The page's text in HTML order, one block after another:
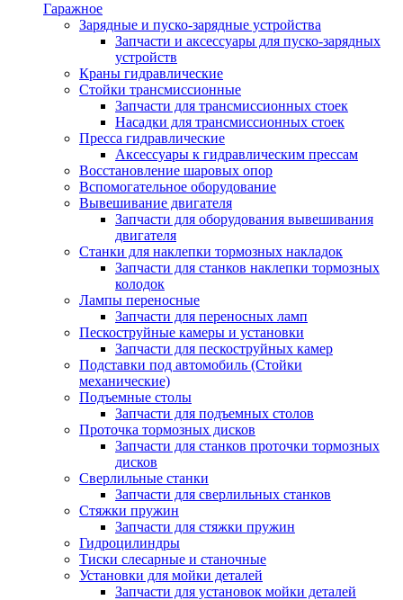
Гаражное
Зарядные и пуско-зарядные устройства
Запчасти и аксессуары для пуско-зарядных
устройств
Краны гидравлические
Стойки трансмиссионные
Запчасти для трансмиссионных стоек
Насадки для трансмиссионных стоек
Пресса гидравлические
Аксессуары к гидравлическим прессам
Восстановление шаровых опор
Вспомогательное оборудование
Вывешивание двигателя
Запчасти для оборудования вывешивания
двигателя
Станки для наклепки тормозных накладок
Запчасти для станков наклепки тормозных
колодок
Лампы переносные
Запчасти для переносных ламп
Пескоструйные камеры и установки
Запчасти для пескоструйных камер
Подставки под автомобиль (Стойки
механические)
Подъемные столы
Запчасти для подъемных столов
Проточка тормозных дисков
Запчасти для станков проточки тормозных
дисков
Сверлильные станки
Запчасти для сверлильных станков
Стяжки пружин
Запчасти для стяжки пружин
Гидроцилиндры
Тиски слесарные и станочные
Установки для мойки деталей
Запчасти для установок мойки деталей